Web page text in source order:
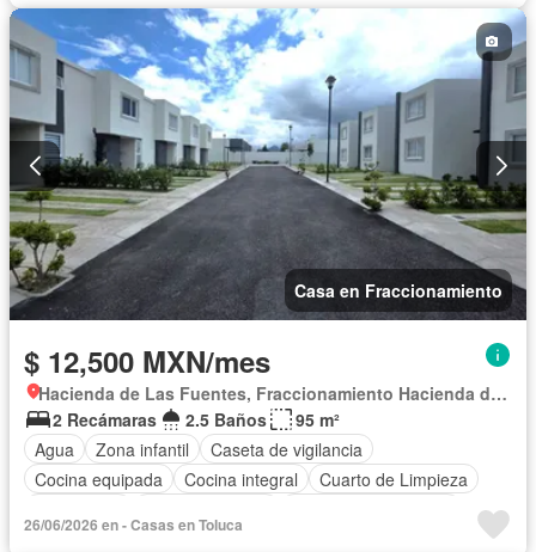
Casa en Fraccionamiento
$ 12,500 MXN/mes
Hacienda de Las Fuentes, Fraccionamiento Hacienda de las Fuentes
2 Recámaras
2.5 Baños
95 m²
Agua
Zona infantil
Caseta de vigilancia
Cocina equipada
Cocina integral
Cuarto de Limpieza
Seguridad
Televisión por cable
26/06/2026 en - Casas en Toluca